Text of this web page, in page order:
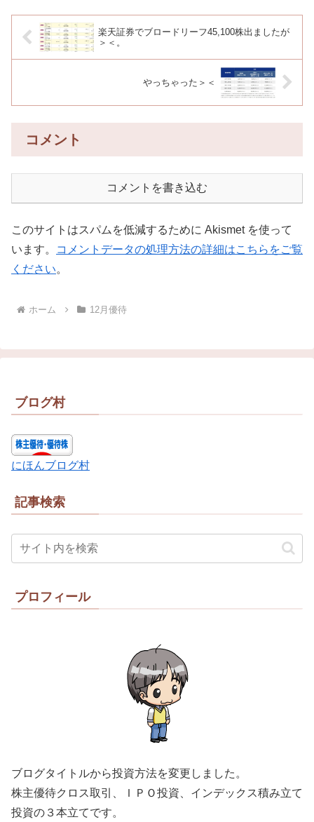
楽天証券でブロードリーフ45,100株出ましたが
＞＜。
やっちゃった＞＜
コメント
コメントを書き込む
このサイトはスパムを低減するために Akismet を使って
います。
コメントデータの処理方法の詳細はこちらをご覧
ください。
ホーム 12月優待
ブログ村
にほんブログ村
記事検索
プロフィール
ブログタイトルから投資方法を変更しました。
株主優待クロス取引、ＩＰＯ投資、インデックス積み立て
投資の３本立てです。